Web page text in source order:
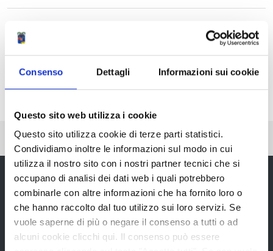
Consenso Dettagli Informazioni sui cookie
Questo sito web utilizza i cookie
Questo sito utilizza cookie di terze parti statistici.
Condividiamo inoltre le informazioni sul modo in cui
utilizza il nostro sito con i nostri partner tecnici che si
occupano di analisi dei dati web i quali potrebbero
combinarle con altre informazioni che ha fornito loro o
che hanno raccolto dal tuo utilizzo sui loro servizi. Se
vuole saperne di più o negare il consenso a tutti o ad
alcuni cookie clicchi qui. Il consenso può essere
Telefono:
E-mail:m.franceschetti@provincia.re.it
Pubblicato: 12 Ottobre 2022
Provincia di Reggio Emilia